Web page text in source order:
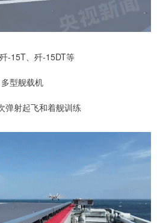
-15T、歼-15DT等
多型舰载机
弹射起飞和着舰训练